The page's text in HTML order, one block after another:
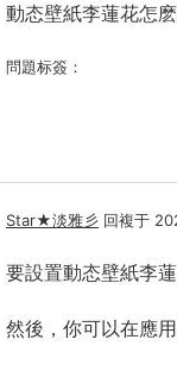
動态壁紙李蓮花怎
問題标簽：
Star★淡雅彡 回複于
要設置動态壁紙李
然後，你可以在應